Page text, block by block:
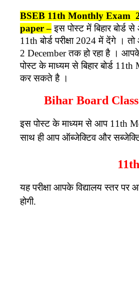
BSEB 11th Monthly Exam
paper –इस पोस्ट में बिहार बोर्ड
11th बोर्ड परीक्षा 2024 में देंगे
2 December तक हो रहा है ।
पोस्ट के माध्यम से बिहार बोर्ड
कर सकते है ।
Bihar Board
इस पोस्ट के माध्यम से आप 11th
साथ ही आप ऑब्जेक्टिव और
यह परीक्षा आपके विद्यालय स्तर पर
होगी.